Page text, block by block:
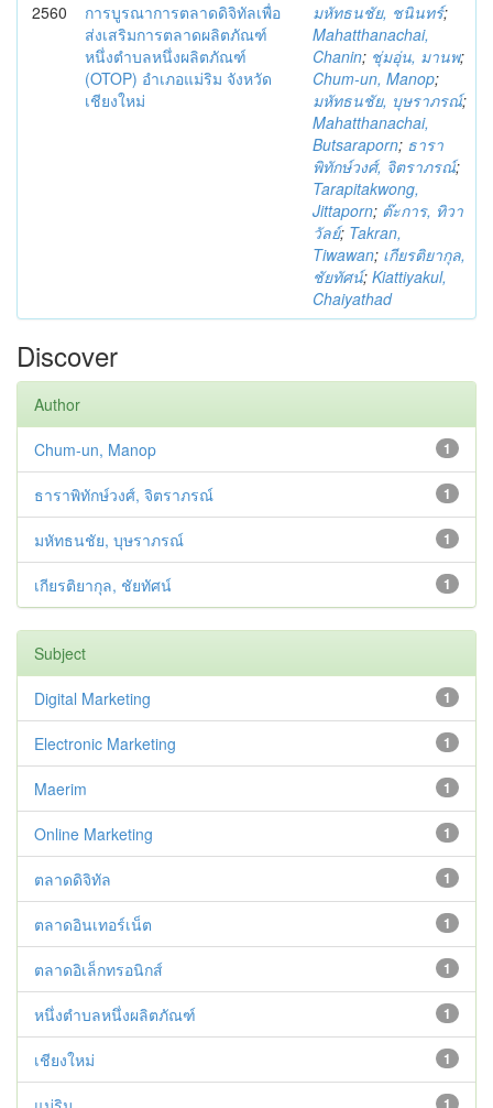
2560
การบูรณาการตลาดดิจิทัลเพื่อ
ส่งเสริมการตลาดผลิตภัณฑ์
หนึ่งตำบลหนึ่งผลิตภัณฑ์
(OTOP) อำเภอแม่ริม จังหวัด
เชียงใหม่
มหัทธนชัย, ชนินทร์;
Mahatthanachai,
Chanin; ชุ่มอุ่น, มานพ;
Chum-un, Manop;
มหัทธนชัย, บุษราภรณ์;
Mahatthanachai,
Butsaraporn; ธารา
พิทักษ์วงศ์, จิตราภรณ์;
Tarapitakwong,
Jittaporn; ต๊ะการ, ทิวา
วัลย์; Takran,
Tiwawan; เกียรติยากุล,
ชัยทัศน์; Kiattiyakul,
Chaiyathad
Discover
Author
1
Chum-un, Manop
1
ธาราพิทักษ์วงศ์, จิตราภรณ์
1
มหัทธนชัย, บุษราภรณ์
1
เกียรติยากุล, ชัยทัศน์
Subject
1
Digital Marketing
1
Electronic Marketing
1
Maerim
1
Online Marketing
1
ตลาดดิจิทัล
1
ตลาดอินเทอร์เน็ต
1
ตลาดอิเล็กทรอนิกส์
1
หนึ่งตำบลหนึ่งผลิตภัณฑ์
1
เชียงใหม่
1